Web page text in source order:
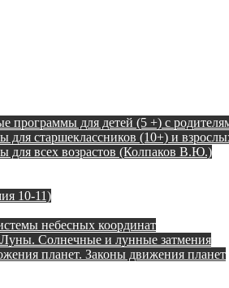
программы для детей (5 +) с
старшеклассников (10+) и
для всех возрастов (Колпаков В.Ю.)
10-11)
небесных координат
Солнечные и лунные затмения
планет. Законы движения планет